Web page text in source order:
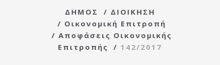
ΔΗΜΟΣ / ΔΙΟΙΚΗΣΗ
/ Οικονομική Επιτροπή
/ Αποφάσεις Οικονομικής
Επιτροπής
/ 142/2017